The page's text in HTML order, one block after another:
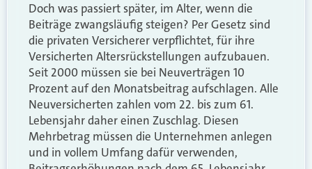
Doch was passiert später, im Alter, wenn die
Beiträge zwangsläufig steigen? Per Gesetz sind
die privaten Versicherer verpflichtet, für ihre
Versicherten Altersrückstellungen aufzubauen.
Seit 2000 müssen sie bei Neuverträgen 10
Prozent auf den Monatsbeitrag aufschlagen. Alle
Neuversicherten zahlen vom 22. bis zum 61.
Lebensjahr daher einen Zuschlag. Diesen
Mehrbetrag müssen die Unternehmen anlegen
und in vollem Umfang dafür verwenden,